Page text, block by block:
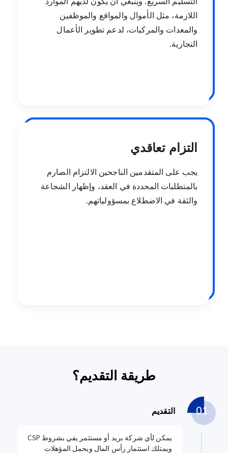
اللازمة، مثل الأموال والمواقع والموظفين
والمعدات والمركبات، لدعم تطوير الأعمال
التجارية.
التزام تعاقدي
يجب على المتقدمين الناجحين الالتزام الصارم
بالمتطلبات المحددة في العقد، وإظهار الشجاعة
والثقة في الاضطلاع بمسؤولياتهم.
طريقة التقديم؟
01 التقديم
يمكن لأي شركة بريد أو مستثمر يفي بشروط CSP
ويمتلك استثمار رأس المال ويحمل المؤهلات